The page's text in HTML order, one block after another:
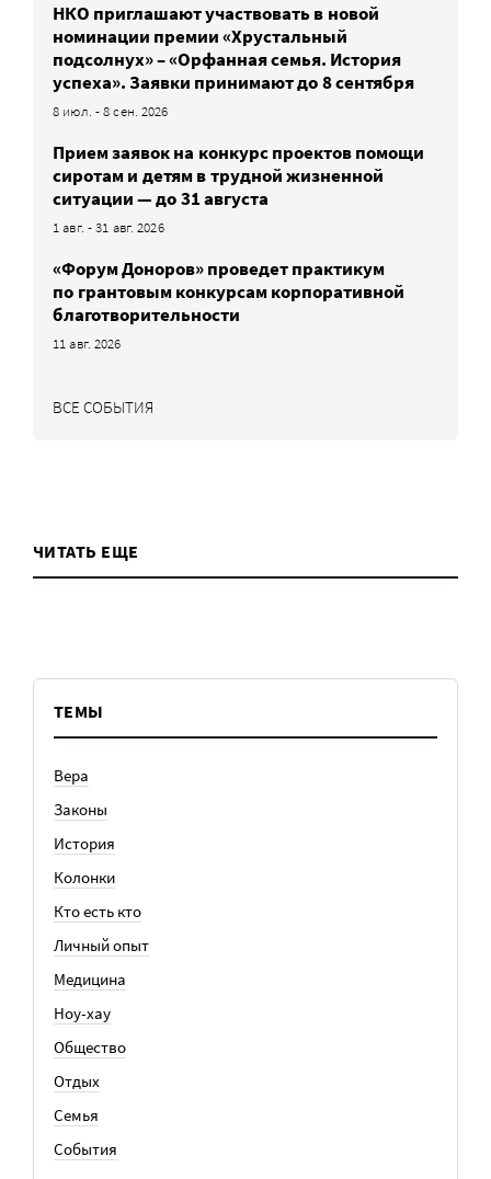
НКО приглашают участвовать в новой
номинации премии «Хрустальный
подсолнух» – «Орфанная семья. История
успеха». Заявки принимают до 8 сентября
8 июл. - 8 сен. 2026
Прием заявок на конкурс проектов помощи
сиротам и детям в трудной жизненной
ситуации — до 31 августа
1 авг. - 31 авг. 2026
«Форум Доноров» проведет практикум
по грантовым конкурсам корпоративной
благотворительности
11 авг. 2026
ВСЕ СОБЫТИЯ
ЧИТАТЬ ЕЩЕ
ТЕМЫ
Вера
Законы
История
Колонки
Кто есть кто
Личный опыт
Медицина
Ноу-хау
Общество
Отдых
Семья
События